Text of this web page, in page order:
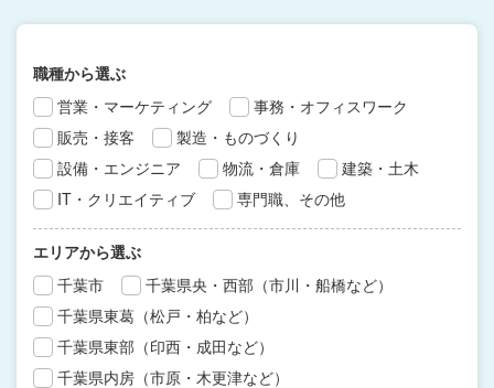
職種から選ぶ
営業・マーケティング
事務・オフィスワーク
販売・接客
製造・ものづくり
設備・エンジニア
物流・倉庫
建築・土木
IT・クリエイティブ
専門職、その他
エリアから選ぶ
千葉市
千葉県央・西部（市川・船橋など）
千葉県東葛（松戸・柏など）
千葉県東部（印西・成田など）
千葉県内房（市原・木更津など）